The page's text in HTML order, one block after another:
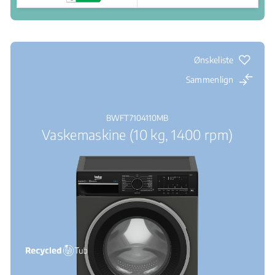
Ønskeliste
Sammenlign
BWFT7104110MB
Vaskemaskine (10 kg, 1400 rpm)